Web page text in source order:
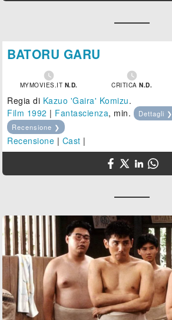
BATORU GARU

MYMOVIES.IT N.D.

CRITICAN.D.
Regia di Kazuo 'Gaira' Komizu.
Film 1992 | Fantascienza, min.
Dettagli ❯
Recensione ❯
Recensione | Cast |